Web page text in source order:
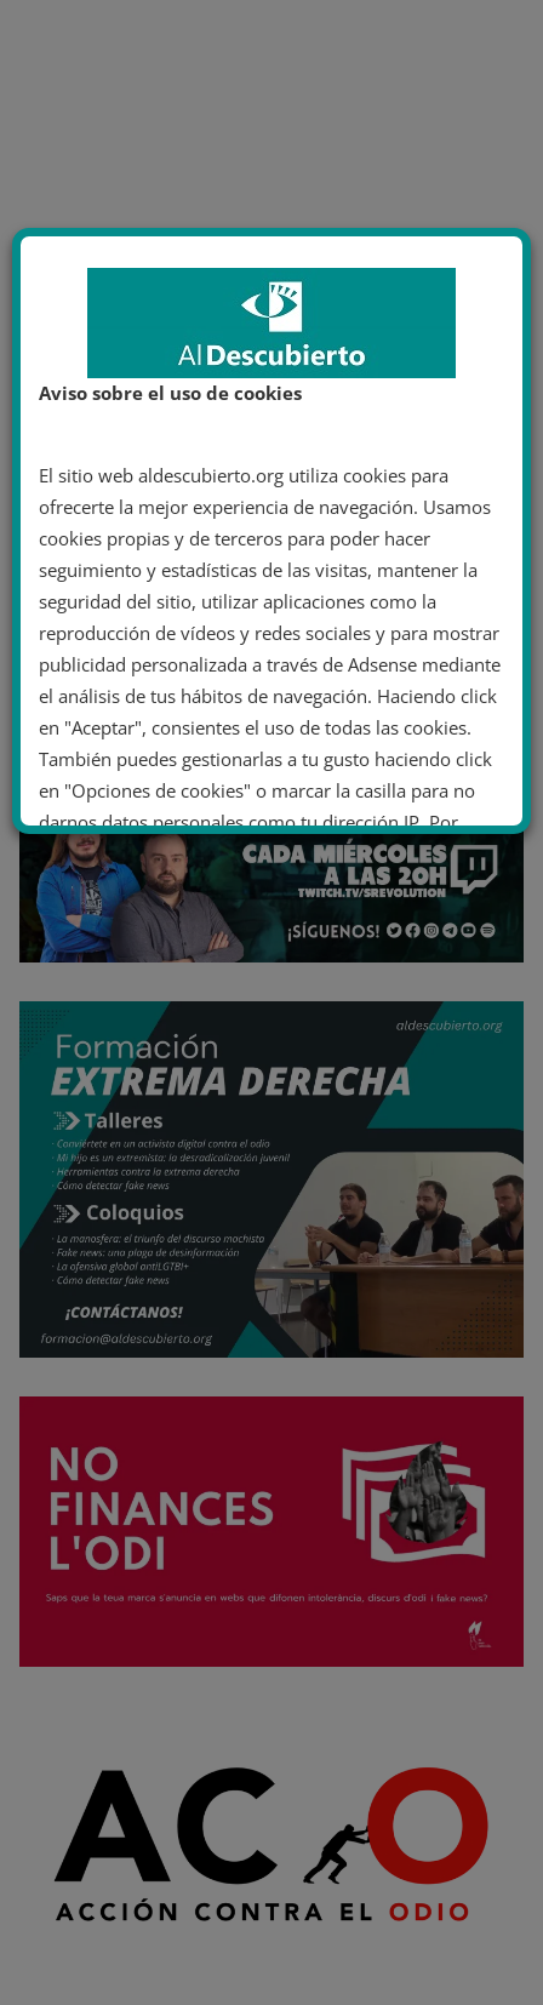
Aviso sobre el uso de cookies
El sitio web aldescubierto.org utiliza cookies para
ofrecerte la mejor experiencia de navegación. Usamos
cookies propias y de terceros para poder hacer
seguimiento y estadísticas de las visitas, mantener la
seguridad del sitio, utilizar aplicaciones como la
reproducción de vídeos y redes sociales y para mostrar
publicidad personalizada a través de Adsense mediante
el análisis de tus hábitos de navegación. Haciendo click
en "Aceptar", consientes el uso de todas las cookies.
También puedes gestionarlas a tu gusto haciendo click
en "Opciones de cookies" o marcar la casilla para no
darnos datos personales como tu dirección IP. Por
último, puedes leer nuestra Política de cookies.
No dar mi información personal
.
Opciones de cookies Aceptar cookies
Rechazar cookies Política de cookies